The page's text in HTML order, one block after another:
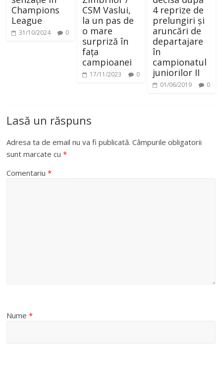
Champions
League
31/10/2024 0
CSM Vaslui,
la un pas de
o mare
surpriză în
fața
campioanei
17/11/2023 0
4 reprize de
prelungiri și
aruncări de
departajare
în
campionatul
juniorilor II
01/06/2019 0
Lasă un răspuns
Adresa ta de email nu va fi publicată. Câmpurile obligatorii
sunt marcate cu*
Comentariu*
Nume*